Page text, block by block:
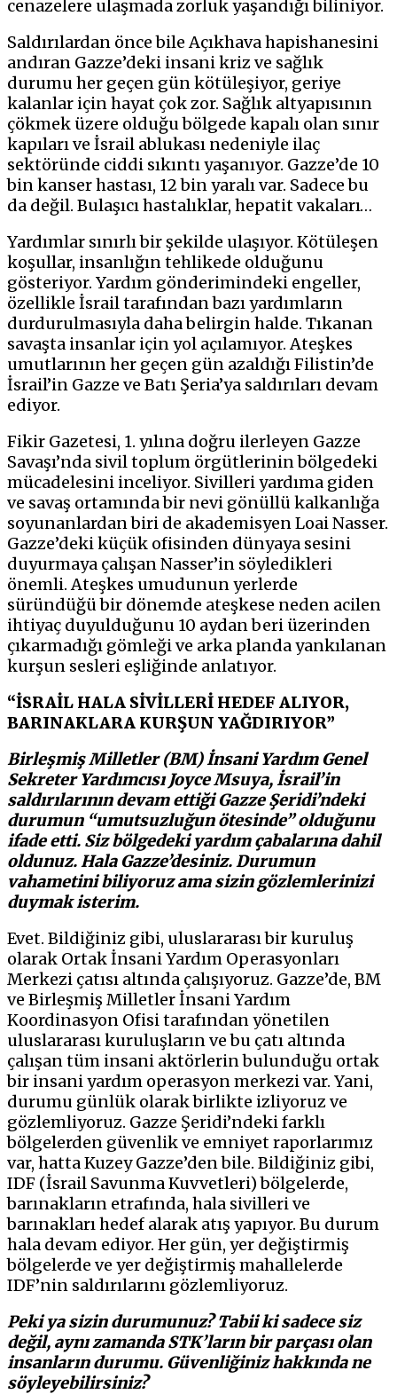
cenazelere ulaşmada zorluk yaşandığı biliniyor.
Saldırılardan önce bile Açıkhava hapishanesini
andıran Gazze’deki insani kriz ve sağlık
durumu her geçen gün kötüleşiyor, geriye
kalanlar için hayat çok zor. Sağlık altyapısının
çökmek üzere olduğu bölgede kapalı olan sınır
kapıları ve İsrail ablukası nedeniyle ilaç
sektöründe ciddi sıkıntı yaşanıyor. Gazze’de 10
bin kanser hastası, 12 bin yaralı var. Sadece bu
da değil. Bulaşıcı hastalıklar, hepatit vakaları…
Yardımlar sınırlı bir şekilde ulaşıyor. Kötüleşen
koşullar, insanlığın tehlikede olduğunu
gösteriyor. Yardım gönderimindeki engeller,
özellikle İsrail tarafından bazı yardımların
durdurulmasıyla daha belirgin halde. Tıkanan
savaşta insanlar için yol açılamıyor. Ateşkes
umutlarının her geçen gün azaldığı Filistin’de
İsrail’in Gazze ve Batı Şeria’ya saldırıları devam
ediyor.
Fikir Gazetesi, 1. yılına doğru ilerleyen Gazze
Savaşı’nda sivil toplum örgütlerinin bölgedeki
mücadelesini inceliyor. Sivilleri yardıma giden
ve savaş ortamında bir nevi gönüllü kalkanlığa
soyunanlardan biri de akademisyen Loai Nasser.
Gazze’deki küçük ofisinden dünyaya sesini
duyurmaya çalışan Nasser’in söyledikleri
önemli. Ateşkes umudunun yerlerde
süründüğü bir dönemde ateşkese neden acilen
ihtiyaç duyulduğunu 10 aydan beri üzerinden
çıkarmadığı gömleği ve arka planda yankılanan
kurşun sesleri eşliğinde anlatıyor.
“İSRAİL HALA SİVİLLERİ HEDEF ALIYOR,
BARINAKLARA KURŞUN YAĞDIRIYOR”
Birleşmiş Milletler (BM) İnsani Yardım Genel
Sekreter Yardımcısı Joyce Msuya, İsrail’in
saldırılarının devam ettiği Gazze Şeridi’ndeki
durumun “umutsuzluğun ötesinde” olduğunu
ifade etti. Siz bölgedeki yardım çabalarına dahil
oldunuz. Hala Gazze’desiniz. Durumun
vahametini biliyoruz ama sizin gözlemlerinizi
duymak isterim.
Evet. Bildiğiniz gibi, uluslararası bir kuruluş
olarak Ortak İnsani Yardım Operasyonları
Merkezi çatısı altında çalışıyoruz. Gazze’de, BM
ve Birleşmiş Milletler İnsani Yardım
Koordinasyon Ofisi tarafından yönetilen
uluslararası kuruluşların ve bu çatı altında
çalışan tüm insani aktörlerin bulunduğu ortak
bir insani yardım operasyon merkezi var. Yani,
durumu günlük olarak birlikte izliyoruz ve
gözlemliyoruz. Gazze Şeridi’ndeki farklı
bölgelerden güvenlik ve emniyet raporlarımız
var, hatta Kuzey Gazze’den bile. Bildiğiniz gibi,
IDF (İsrail Savunma Kuvvetleri) bölgelerde,
barınakların etrafında, hala sivilleri ve
barınakları hedef alarak atış yapıyor. Bu durum
hala devam ediyor. Her gün, yer değiştirmiş
bölgelerde ve yer değiştirmiş mahallelerde
IDF’nin saldırılarını gözlemliyoruz.
Peki ya sizin durumunuz? Tabii ki sadece siz
değil, aynı zamanda STK’ların bir parçası olan
insanların durumu. Güvenliğiniz hakkında ne
söyleyebilirsiniz?